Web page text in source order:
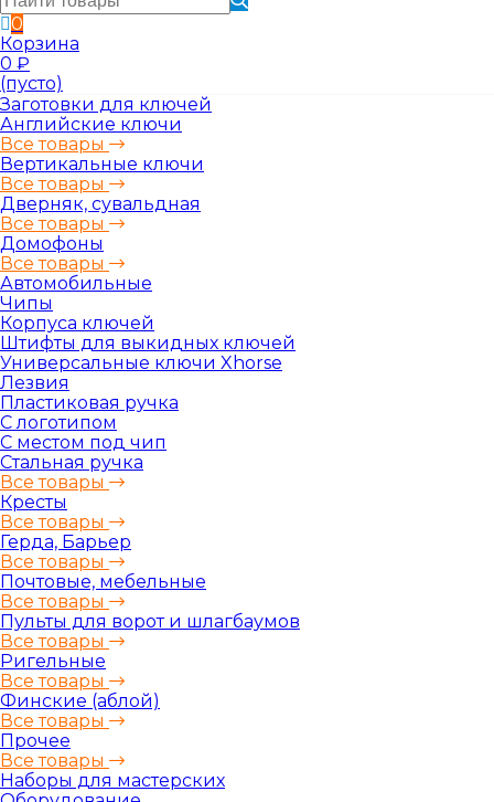
0
Корзина
0 ₽
(пусто)
Заготовки для ключей
Английские ключи
Все товары
Вертикальные ключи
Все товары
Дверняк, сувальдная
Все товары
Домофоны
Все товары
Автомобильные
Чипы
Корпуса ключей
Штифты для выкидных ключей
Универсальные ключи Xhorse
Лезвия
Пластиковая ручка
С логотипом
С местом под чип
Стальная ручка
Все товары
Кресты
Все товары
Герда, Барьер
Все товары
Почтовые, мебельные
Все товары
Пульты для ворот и шлагбаумов
Все товары
Ригельные
Все товары
Финские (аблой)
Все товары
Прочее
Все товары
Наборы для мастерских